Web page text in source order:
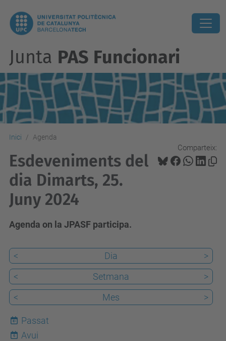
Junta PAS Funcionari
Inici Agenda
Comparteix:
Esdeveniments del
dia Dimarts, 25.
Juny 2024
Agenda on la JPASF participa.
< Dia
>
<
Setmana
>
<
Mes >
Passat
6
Avui